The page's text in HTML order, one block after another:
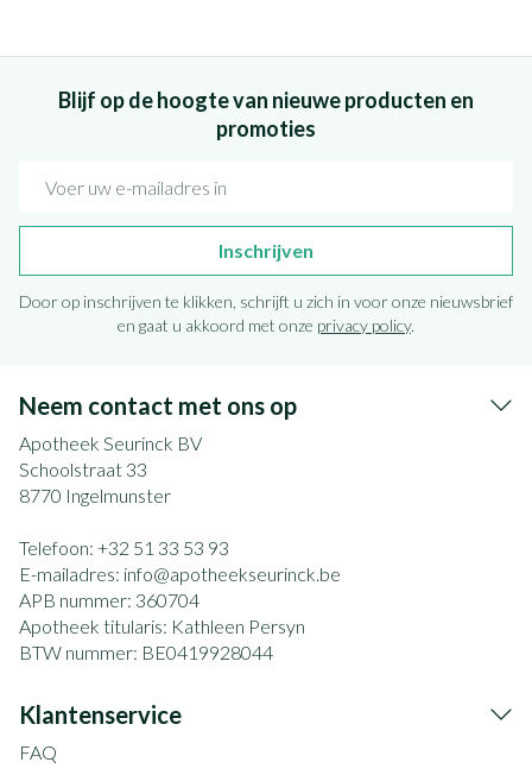
Blijf op de hoogte van nieuwe producten en
promoties
Inschrijven
Door op inschrijven te klikken, schrijft u zich in voor onze nieuwsbrief
en gaat u akkoord met onze privacy policy.
Neem contact met ons op
Apotheek Seurinck BV
Schoolstraat 33
8770 Ingelmunster
Telefoon: +32 51 33 53 93
E-mailadres: info@apotheekseurinck.be
APB nummer: 360704
Apotheek titularis: Kathleen Persyn
BTW nummer: BE0419928044
Klantenservice
FAQ